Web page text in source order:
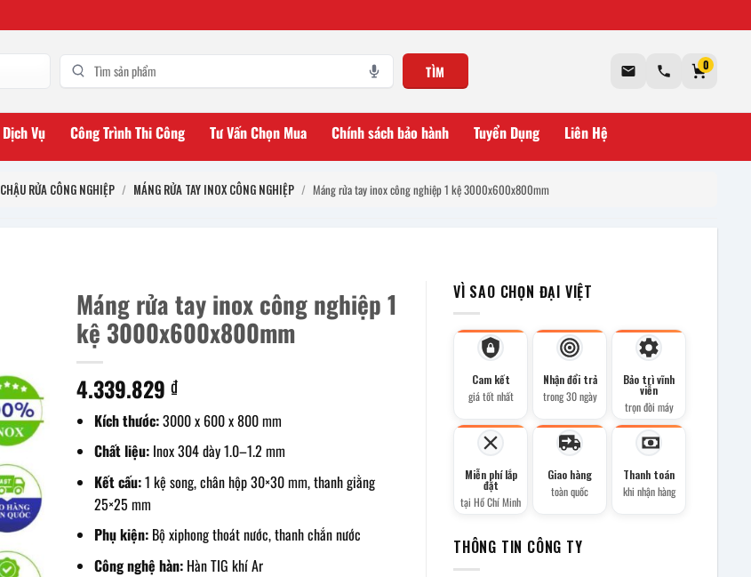
TÌM 0
Dịch Vụ Công Trình Thi Công Tư Vấn Chọn Mua Chính sách bảo hành Tuyển Dụng Liên Hệ
CHẬU RỬA CÔNG NGHIỆP / MÁNG RỬA TAY INOX CÔNG NGHIỆP / Máng rửa tay inox công nghiệp 1 kệ 3000x600x800mm
Máng rửa tay inox công nghiệp 1
kệ 3000x600x800mm
4.339.829 ₫
Kích thước:3000 x 600 x 800 mm
Chất liệu: Inox 304 dày 1.0–1.2 mm
Kết cấu:1 kệ song, chân hộp 30×30 mm, thanh giằng
25×25 mm
Phụ kiện: Bộ xiphong thoát nước, thanh chắn nước
Công nghệ hàn: Hàn TIG khí Ar
VÌ SAO CHỌN ĐẠI VIỆT
Cam kết
giá tốt nhất
Nhận đổi trả
trong 30 ngày
Bảo trì vĩnh
viễn
trọn đời máy
Miễn phí lắp
đặt
tại Hồ Chí Minh
Giao hàng
toàn quốc
Thanh toán
khi nhận hàng
THÔNG TIN CÔNG TY